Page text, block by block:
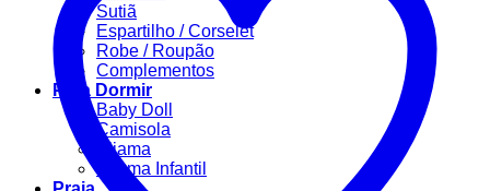
Sutiã
Espartilho / Corselet
Robe / Roupão
Complementos
Para Dormir
Baby Doll
Camisola
Pijama
Pijama Infantil